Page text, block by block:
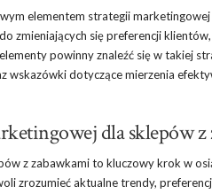
elementem strategii
zmieniających się preferencji
powinny znaleźć się w takiej
dotyczące mierzenia
dla sklepów
z zabawkami to kluczowy krok w
zrozumieć aktualne trendy,